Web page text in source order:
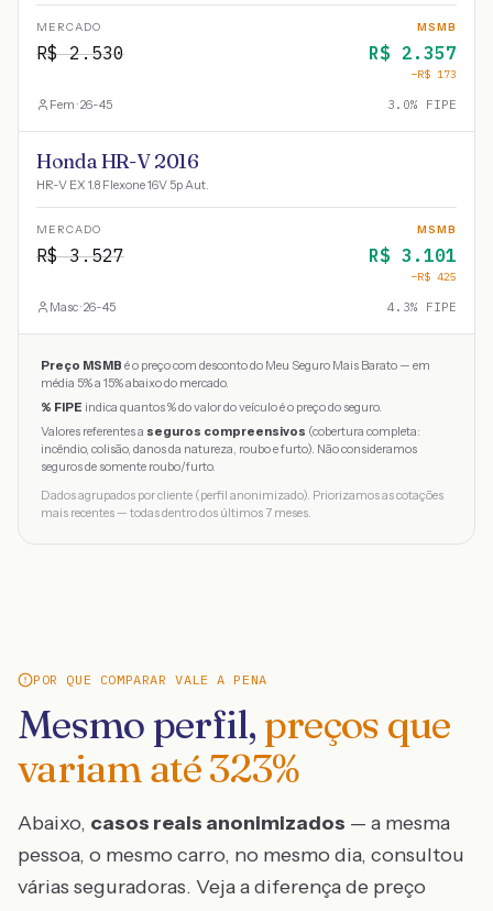
MERCADO
R$2.530
MSMB
R$ 2.357
−R$ 173
Fem · 26-45 3.0% FIPE
Honda HR-V 2016
HR-V EX 1.8 Flexone 16V 5p Aut.
MERCADO
R$3.527
MSMB
R$ 3.101
−R$ 425
Masc · 26-45 4.3% FIPE
Preço MSMB é o preço com desconto do Meu Seguro Mais Barato — em
média 5% a 15% abaixo do mercado.
% FIPE indica quantos % do valor do veículo é o preço do seguro.
Valores referentes a seguros compreensivos (cobertura completa:
incêndio, colisão, danos da natureza, roubo e furto). Não consideramos
seguros de somente roubo/furto.
Dados agrupados por cliente (perfil anonimizado). Priorizamos as cotações
mais recentes — todas dentro dos últimos 7 meses.
POR QUE COMPARAR VALE A PENA
Mesmo perfil, preços que
variam até323%
Abaixo, casos reais anonimizados — a mesma
pessoa, o mesmo carro, no mesmo dia, consultou
várias seguradoras. Veja a diferença de preço